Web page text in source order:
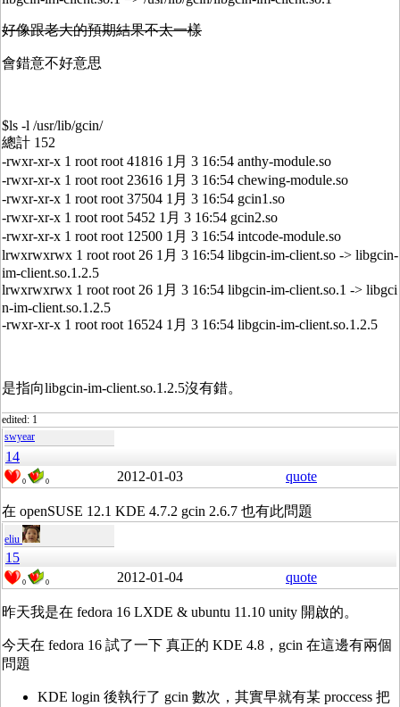
好像跟老大的預期結果不太一樣
會錯意不好意思
$ls -l /usr/lib/gcin/
總計 152
-rwxr-xr-x 1 root root 41816 1月 3 16:54 anthy-module.so
-rwxr-xr-x 1 root root 23616 1月 3 16:54 chewing-module.so
-rwxr-xr-x 1 root root 37504 1月 3 16:54 gcin1.so
-rwxr-xr-x 1 root root 5452 1月 3 16:54 gcin2.so
-rwxr-xr-x 1 root root 12500 1月 3 16:54 intcode-module.so
lrwxrwxrwx 1 root root 26 1月 3 16:54 libgcin-im-client.so -> libgcin-
im-client.so.1.2.5
lrwxrwxrwx 1 root root 26 1月 3 16:54 libgcin-im-client.so.1 -> libgci
n-im-client.so.1.2.5
-rwxr-xr-x 1 root root 16524 1月 3 16:54 libgcin-im-client.so.1.2.5
是指向libgcin-im-client.so.1.2.5沒有錯。
edited: 1
swyear
14
0 0 2012-01-03 quote
在 openSUSE 12.1 KDE 4.7.2 gcin 2.6.7 也有此問題
eliu
15
0 0 2012-01-04 quote
昨天我是在 fedora 16 LXDE & ubuntu 11.10 unity 開啟的。
今天在 fedora 16 試了一下 真正的 KDE 4.8，gcin 在這邊有兩個
問題
KDE login 後執行了 gcin 數次，其實早就有某 proccess 把